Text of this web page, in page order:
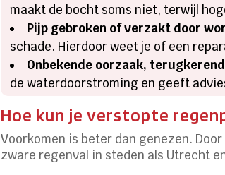
maakt de bocht soms niet, terwijl
Pijp gebroken of verzakt door
schade. Hierdoor weet je of een
Onbekende oorzaak,
de waterdoorstroming en geeft
Hoe kun je verstopte
Voorkomen is beter dan genezen.
zware regenval in steden als Utrecht